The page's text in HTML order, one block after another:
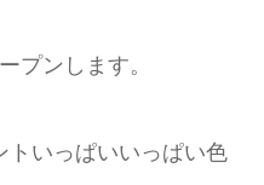
プンします。
トいっぱいいっぱい色